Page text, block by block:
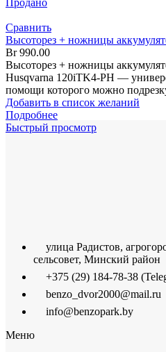
Продано
Сравнить
Высоторез + ножницы
Br990.00
Высоторез + ножницы
Husqvarna 120iTK4-PH —
помощи которого можно
Добавить в список желаний
Подробнее
Быстрый просмотр
улица Радистов,
сельсовет, Минский район
+375 (29) 184-78-38
benzo_dvor2000@mail.ru
info@benzopark.by
Меню